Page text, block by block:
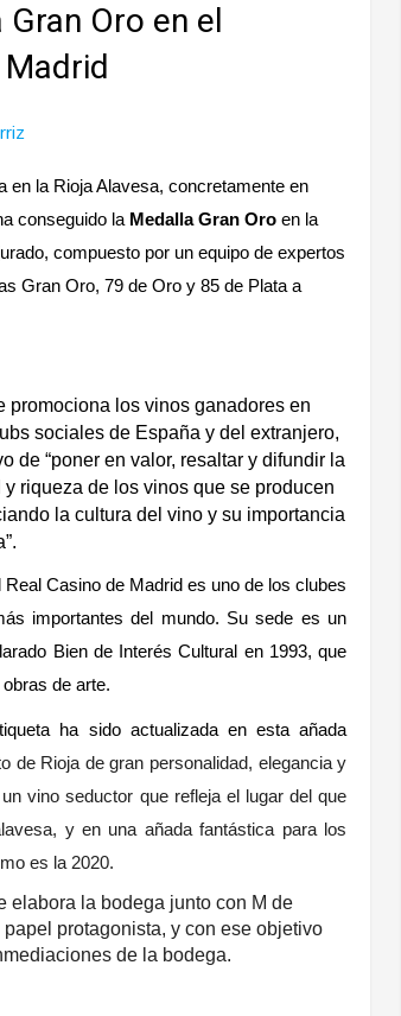
Oro en el
en la Rioja Alavesa, concretamente en
conseguido la Medalla Gran Oro en la
compuesto por un equipo de expertos
Gran Oro, 79 de Oro y 85 de Plata a
promociona los vinos ganadores en
sociales de España y del extranjero,
de “poner en valor, resaltar y difundir la
riqueza de los vinos que se producen
la cultura del vino y su importancia
Real Casino de Madrid es uno de los clubes
importantes del mundo. Su sede es un
Bien de Interés Cultural en 1993, que
de arte.
ha sido actualizada en esta añada
de Rioja de gran personalidad, elegancia y
vino seductor que refleja el lugar del que
y en una añada fantástica para los
es la 2020.
elabora la bodega junto con M de
protagonista, y con ese objetivo
de la bodega.